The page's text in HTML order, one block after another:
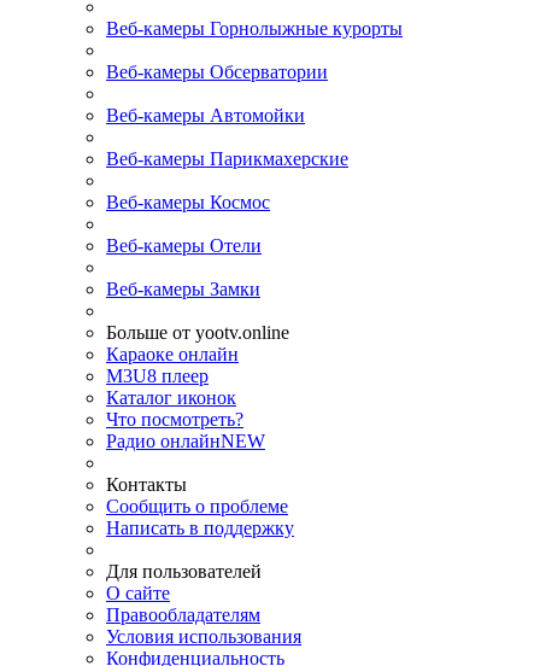
Веб-камеры Горнолыжные курорты
Веб-камеры Обсерватории
Веб-камеры Автомойки
Веб-камеры Парикмахерские
Веб-камеры Космос
Веб-камеры Отели
Веб-камеры Замки
Больше от yootv.online
Караоке онлайн
M3U8 плеер
Каталог иконок
Что посмотреть?
Радио онлайнNEW
Контакты
Сообщить о проблеме
Написать в поддержку
Для пользователей
О сайте
Правообладателям
Условия использования
Конфиденциальность